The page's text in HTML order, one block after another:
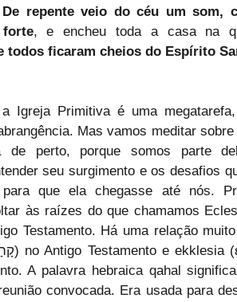
De repente veio do céu um som,
, e encheu toda a casa na
todos ficaram cheios do Espírito
Igreja Primitiva é uma
Mas vamos meditar
de perto, porque somos parte
seu surgimento e os desafios
que ela chegasse até nós.
às raízes do que chamamos
Testamento. Há uma relação
A palavra hebraica qahal
convocada. Era usada para